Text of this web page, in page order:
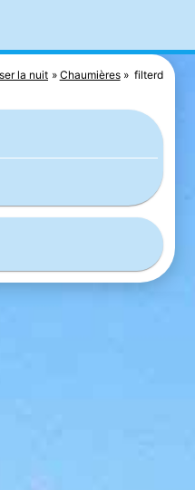
la nuit Chaumières filterd